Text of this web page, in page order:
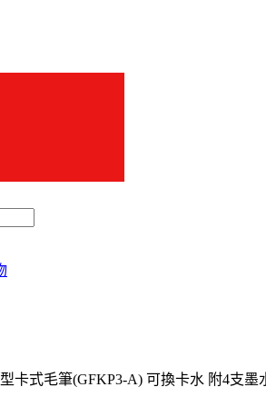
卡式毛筆(GFKP3-A) 可換卡水 附4支墨